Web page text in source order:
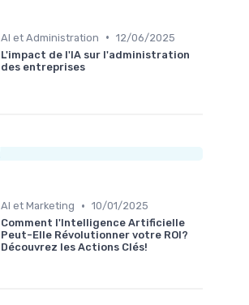
AI et Administration • 12/06/2025
L'impact de l'IA sur l'administration
des entreprises
AI et Marketing • 10/01/2025
Comment l'Intelligence Artificielle
Peut-Elle Révolutionner votre ROI?
Découvrez les Actions Clés!